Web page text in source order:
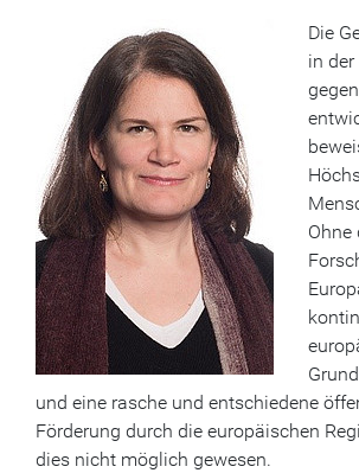
Die
in
Ohne
und eine rasche und entschiedene
Förderung durch die europäischen
dies nicht möglich gewesen.